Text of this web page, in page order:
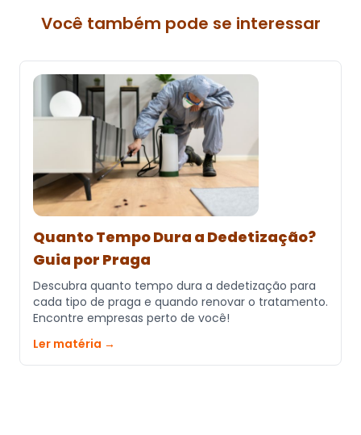
Você também pode se interessar
Quanto Tempo Dura a Dedetização?
Guia por Praga
Descubra quanto tempo dura a dedetização para
cada tipo de praga e quando renovar o tratamento.
Encontre empresas perto de você!
Ler matéria →